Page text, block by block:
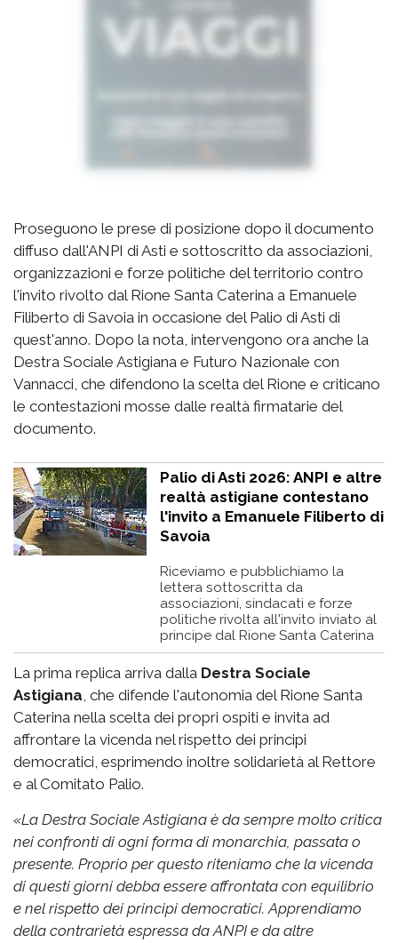
Proseguono le prese di posizione dopo il documento
diffuso dall'ANPI di Asti e sottoscritto da associazioni,
organizzazioni e forze politiche del territorio contro
l'invito rivolto dal Rione Santa Caterina a Emanuele
Filiberto di Savoia in occasione del Palio di Asti di
quest'anno. Dopo la nota, intervengono ora anche la
Destra Sociale Astigiana e Futuro Nazionale con
Vannacci, che difendono la scelta del Rione e criticano
le contestazioni mosse dalle realtà firmatarie del
documento.
Palio di Asti 2026: ANPI e altre
realtà astigiane contestano
l'invito a Emanuele Filiberto di
Savoia
Riceviamo e pubblichiamo la
lettera sottoscritta da
associazioni, sindacati e forze
politiche rivolta all'invito inviato al
principe dal Rione Santa Caterina
La prima replica arriva dalla Destra Sociale
Astigiana, che difende l'autonomia del Rione Santa
Caterina nella scelta dei propri ospiti e invita ad
affrontare la vicenda nel rispetto dei principi
democratici, esprimendo inoltre solidarietà al Rettore
e al Comitato Palio.
«La Destra Sociale Astigiana è da sempre molto critica
nei confronti di ogni forma di monarchia, passata o
presente. Proprio per questo riteniamo che la vicenda
di questi giorni debba essere affrontata con equilibrio
e nel rispetto dei principi democratici.Apprendiamo
della contrarietà espressa da ANPI e da altre